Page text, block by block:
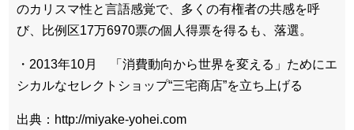
のカリスマ性と言語感覚で、多くの有権者の共感を呼
び、比例区17万6970票の個人得票を得るも、落選。
・2013年10月 「消費動向から世界を変える」ためにエ
シカルなセレクトショップ“三宅商店”を立ち上げる
出典：http://miyake-yohei.com